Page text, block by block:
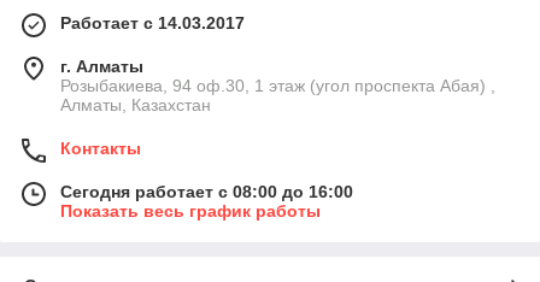
Работает с 14.03.2017
г. Алматы
Розыбакиева, 94 оф.30, 1 этаж (угол проспекта Абая) ,
Алматы, Казахстан
Контакты
Сегодня работает с 08:00 до 16:00
Показать весь график работы